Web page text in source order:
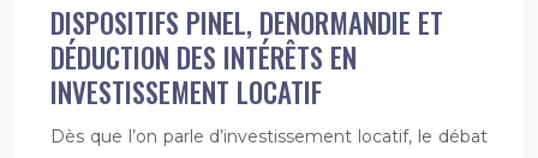
DISPOSITIFS PINEL, DENORMANDIE ET
DÉDUCTION DES INTÉRÊTS EN
INVESTISSEMENT LOCATIF
Dès que l’on parle d’investissement locatif, le débat